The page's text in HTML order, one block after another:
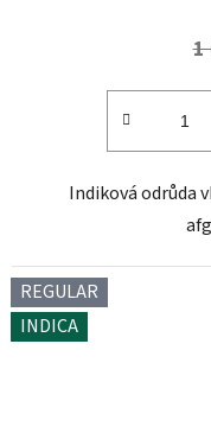
1
Indiková odrůda
REGULAR
INDICA